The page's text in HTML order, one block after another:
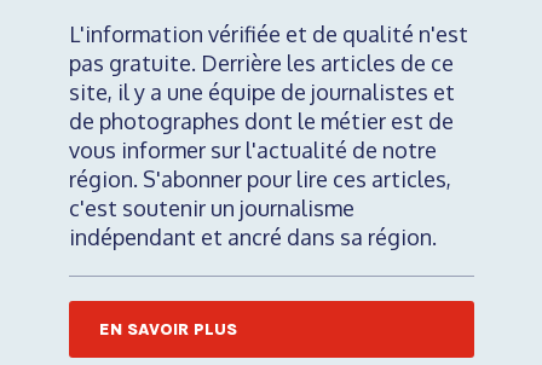
L'information vérifiée et de qualité n'est
pas gratuite. Derrière les articles de ce
site, il y a une équipe de journalistes et
de photographes dont le métier est de
vous informer sur l'actualité de notre
région. S'abonner pour lire ces articles,
c'est soutenir un journalisme
indépendant et ancré dans sa région.
EN SAVOIR PLUS